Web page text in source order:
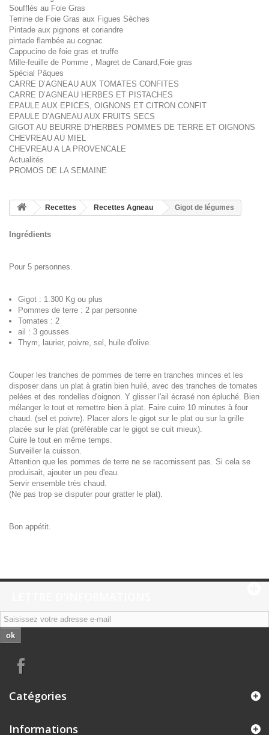
Soufflés au Foie Gras
Terrine de Foie Gras aux Figues Sèches
Pintade aux pignons et coriandre
pintade flambée au cognac
Cappucino de foie gras et truffe
Mille-feuille de Pomme , Magret de Canard,Foie gras
Spécial Pâques
CARRE D’AGNEAU AUX TOMATES CONFITES
CARRE D’AGNEAU HERBES ET PISTACHES
EPAULE AUX EPICES, OIGNONS ET CITRON CONFIT
EPAULE D’AGNEAU AUX FRUITS SECS
GIGOT AU BEURRE D’HERBES POMMES DE TERRE ET OIGNONS
CHEVREAU AU MIEL
CHEVREAU A LA PROVENCALE
Actualités
PROMOS DE LA SEMAINE
Recettes Recettes Agneau Gigot de légumes
Ingrédients
Pour 5 personnes.
Gigot : 1.300 Kg ou plus
Pommes de terre : 2 par personne
Tomates : 2
ail : 3 gousses
Thym, laurier, poivre, sel, huile d'olive.
Couper les tranches de pommes de terre en tranches minces et les
disposer dans un plat à gratin bien huilé, avec des tranches de tomates
pelées et des rondelles d'oignon. Y glisser l'ail écrasé non épluché. Bien
mélanger le tout et remettre bien à plat. Faire cuire 10 minutes à four
chaud. (sel et poivre). Placer alors le gigot sur le plat ou sur la grille
placée sur le plat (préférable car le gigot se cuit mieux).
Cuire le tout en même temps.
Surveiller la cuisson.
Attention que les pommes de terre ne se racornissent pas. Si cela se
produisait, ajouter un peu d'eau.
Servir ensemble très chaud.
(Ne pas trop se disputer pour gratter le plat).
Bon appétit.
ok
Catégories
Informations